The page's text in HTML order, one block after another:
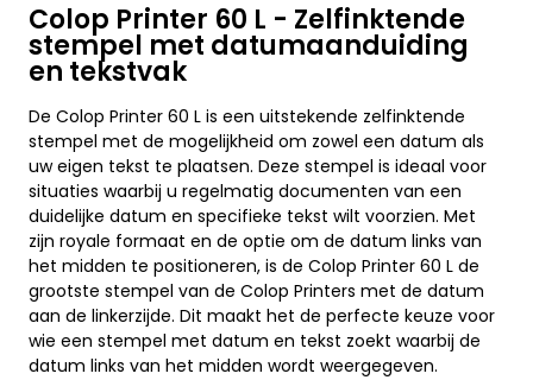
Colop Printer 60 L - Zelfinktende
stempel met datumaanduiding
en tekstvak
De Colop Printer 60 L is een uitstekende zelfinktende
stempel met de mogelijkheid om zowel een datum als
uw eigen tekst te plaatsen. Deze stempel is ideaal voor
situaties waarbij u regelmatig documenten van een
duidelijke datum en specifieke tekst wilt voorzien. Met
zijn royale formaat en de optie om de datum links van
het midden te positioneren, is de Colop Printer 60 L de
grootste stempel van de Colop Printers met de datum
aan de linkerzijde. Dit maakt het de perfecte keuze voor
wie een stempel met datum en tekst zoekt waarbij de
datum links van het midden wordt weergegeven.